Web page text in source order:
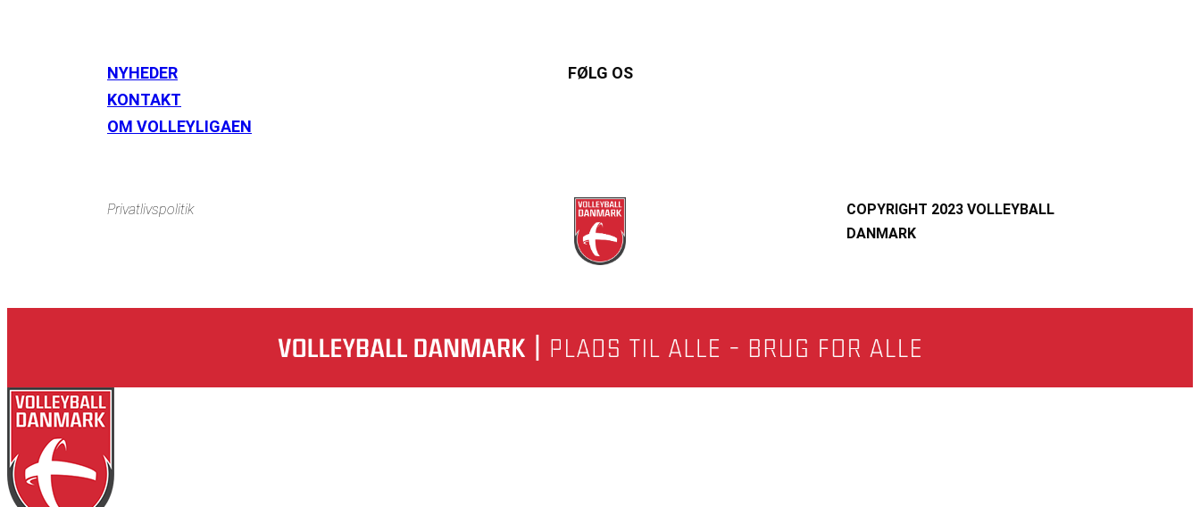
NYHEDER
KONTAKT
OM VOLLEYLIGAEN
FØLG OS
Privatlivspolitik
COPYRIGHT 2023 VOLLEYBALL
DANMARK